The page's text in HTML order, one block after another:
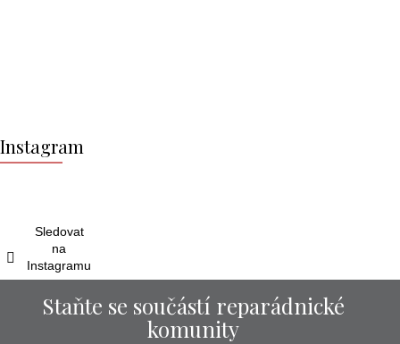
á
p
Instagram
Sledovat
na
Instagramu
Staňte se součástí reparádnické
komunity